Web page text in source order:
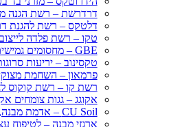
דרדרשת – רשת הגנה
דלטקס – רשת להגנת
טקו – רשת פלדה
GBE – מחסומים גמישים סופגי אנרגיה
טקסינוב – יריעות
פרמאון – השחמת
רשת קו – רשת קוקוס
אקוגג – גגות צומחים
CU Soil – אדמת מבנה, בתי גידול לעצי רחוב
ארגזי מבנה – לטיפוח